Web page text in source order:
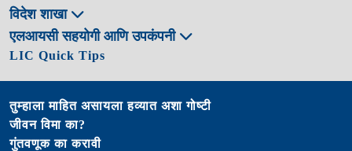
विदेश शाखा
एलआयसी सहयोगी आणि उपकंपनी
LIC Quick Tips
तुम्हाला माहित असायला हव्यात अशा गोष्टी
जीवन विमा का?
गुंतवणूक का करावी